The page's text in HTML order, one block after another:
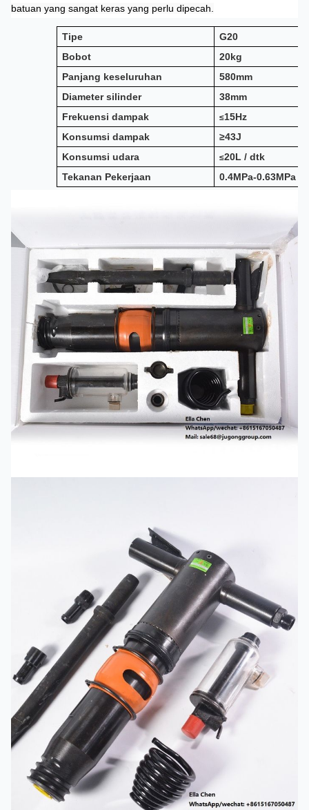
batuan yang sangat keras yang perlu dipecah.
Tipe
G20
Bobot
20kg
Panjang keseluruhan
580mm
Diameter silinder
38mm
Frekuensi dampak
≤15Hz
Konsumsi dampak
≥43J
Konsumsi udara
≤20L / dtk
Tekanan Pekerjaan
0.4MPa-0.63MPa